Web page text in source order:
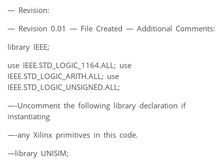
— Revision:
— Revision 0.01 — File Created — Additional Comments:
library IEEE;
use IEEE.STD_LOGIC_1164.ALL; use
IEEE.STD_LOGIC_ARITH.ALL; use
IEEE.STD_LOGIC_UNSIGNED.ALL;
—-Uncomment the following library declaration if
instantiating
—-any Xilinx primitives in this code.
—library UNISIM;